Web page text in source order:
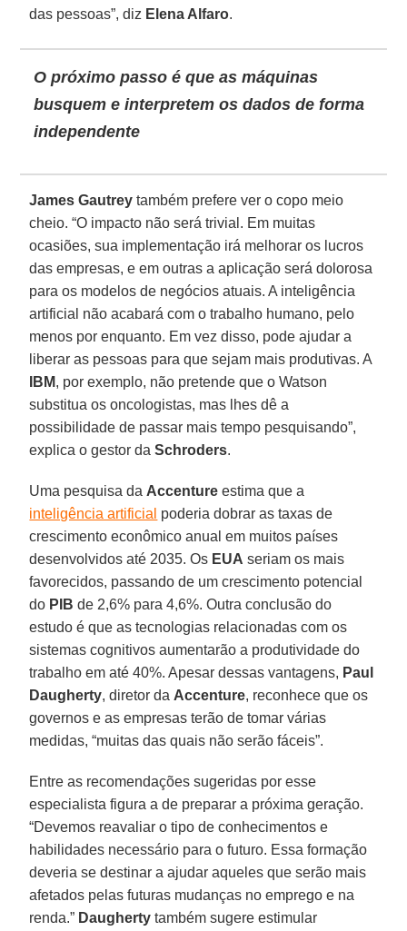
das pessoas”, diz Elena Alfaro.
O próximo passo é que as máquinas
busquem e interpretem os dados de forma
independente
James Gautrey também prefere ver o copo meio
cheio. “O impacto não será trivial. Em muitas
ocasiões, sua implementação irá melhorar os lucros
das empresas, e em outras a aplicação será dolorosa
para os modelos de negócios atuais. A inteligência
artificial não acabará com o trabalho humano, pelo
menos por enquanto. Em vez disso, pode ajudar a
liberar as pessoas para que sejam mais produtivas. A
IBM, por exemplo, não pretende que o Watson
substitua os oncologistas, mas lhes dê a
possibilidade de passar mais tempo pesquisando”,
explica o gestor daSchroders.
Uma pesquisa da Accenture estima que a
inteligência artificial poderia dobrar as taxas de
crescimento econômico anual em muitos países
desenvolvidos até 2035. Os EUA seriam os mais
favorecidos, passando de um crescimento potencial
do PIB de 2,6% para 4,6%. Outra conclusão do
estudo é que as tecnologias relacionadas com os
sistemas cognitivos aumentarão a produtividade do
trabalho em até 40%. Apesar dessas vantagens, Paul
Daugherty, diretor da Accenture, reconhece que os
governos e as empresas terão de tomar várias
medidas, “muitas das quais não serão fáceis”.
Entre as recomendações sugeridas por esse
especialista figura a de preparar a próxima geração.
“Devemos reavaliar o tipo de conhecimentos e
habilidades necessário para o futuro. Essa formação
deveria se destinar a ajudar aqueles que serão mais
afetados pelas futuras mudanças no emprego e na
renda.” Daugherty também sugere estimular